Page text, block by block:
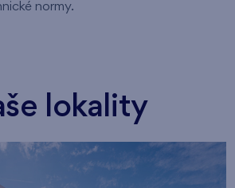
normy.
lokality